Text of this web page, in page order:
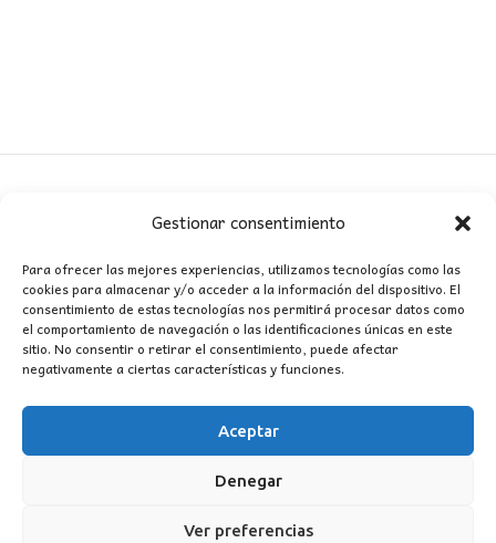
Gestionar consentimiento
Para ofrecer las mejores experiencias, utilizamos tecnologías como las
cookies para almacenar y/o acceder a la información del dispositivo. El
consentimiento de estas tecnologías nos permitirá procesar datos como
el comportamiento de navegación o las identificaciones únicas en este
sitio. No consentir o retirar el consentimiento, puede afectar
negativamente a ciertas características y funciones.
Aceptar
Denegar
Ver preferencias
MI CUENTA
INFORMACIÓN
WhatsApp
TikTok
Instagram
© 2016 . Todos los derechos reservados.